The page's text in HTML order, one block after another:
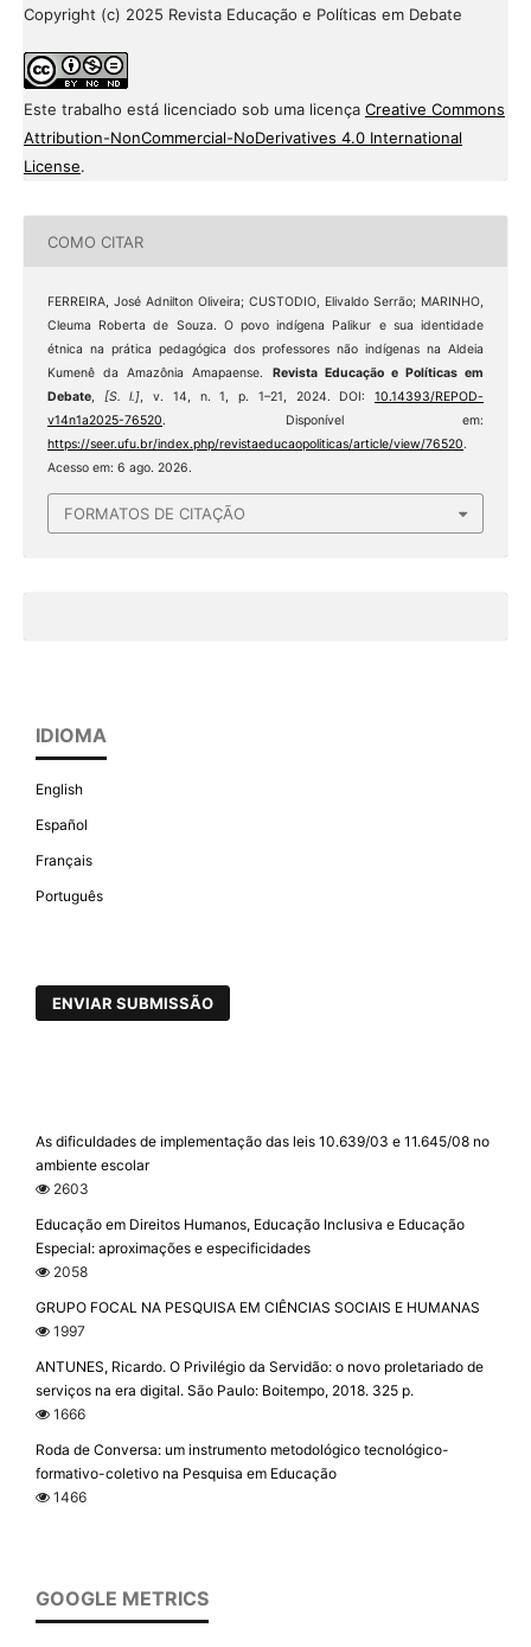
Copyright (c) 2025 Revista Educação e Políticas em Debate
Este trabalho está licenciado sob uma licença Creative Commons
Attribution-NonCommercial-NoDerivatives 4.0 International
License.
COMO CITAR
FERREIRA, José Adnilton Oliveira; CUSTODIO, Elivaldo Serrão; MARINHO,
Cleuma Roberta de Souza. O povo indígena Palikur e sua identidade
étnica na prática pedagógica dos professores não indígenas na Aldeia
Kumenê da Amazônia Amapaense. Revista Educação e Políticas em
Debate, [S. l.], v. 14, n. 1, p. 1–21, 2024. DOI:10.14393/REPOD-
v14n1a2025-76520. Disponível em:
https://seer.ufu.br/index.php/revistaeducaopoliticas/article/view/76520.
Acesso em: 6 ago. 2026.
FORMATOS DE CITAÇÃO
IDIOMA
English
Español
Français
Português
ENVIAR SUBMISSÃO
As dificuldades de implementação das leis 10.639/03 e 11.645/08 no
ambiente escolar
2603
Educação em Direitos Humanos, Educação Inclusiva e Educação
Especial: aproximações e especificidades
2058
GRUPO FOCAL NA PESQUISA EM CIÊNCIAS SOCIAIS E HUMANAS
1997
ANTUNES, Ricardo. O Privilégio da Servidão: o novo proletariado de
serviços na era digital. São Paulo: Boitempo, 2018. 325 p.
1666
Roda de Conversa: um instrumento metodológico tecnológico-
formativo-coletivo na Pesquisa em Educação
1466
GOOGLE METRICS